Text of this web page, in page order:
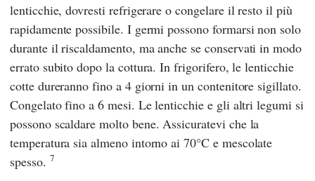
lenticchie, dovresti refrigerare o congelare il resto il più
rapidamente possibile. I germi possono formarsi non solo
durante il riscaldamento, ma anche se conservati in modo
errato subito dopo la cottura. In frigorifero, le lenticchie
cotte dureranno fino a 4 giorni in un contenitore sigillato.
Congelato fino a 6 mesi. Le lenticchie e gli altri legumi si
possono scaldare molto bene. Assicuratevi che la
temperatura sia almeno intorno ai 70°C e mescolate
spesso. 7